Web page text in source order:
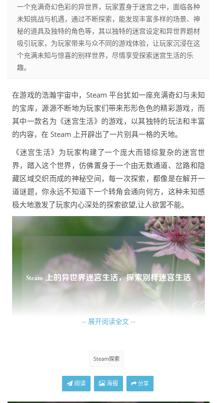
一个充满奇幻色彩的异世界，玩家置身于迷宫之中，面临各种
未知挑战与机遇，通过不断探索，能发现丰富多样的场景、神
秘的道具及独特的角色等，其以独特的迷宫设定和异世界题材
吸引玩家，为玩家带来与众不同的游戏体验，让玩家沉浸在这
个充满未知与惊喜的别样世界，尽情享受探索迷宫生活的乐
趣。
在游戏的浩瀚宇宙中，Steam 平台犹如一座充满奇幻与未知
的宝库，源源不断地为玩家们带来形形色色的精彩游戏，而
其中一款名为《迷宫生活》的游戏，以其独特的玩法和丰富
的内容，在 Steam 上开辟出了一片别具一格的天地。
《迷宫生活》为玩家构建了一个庞大而错综复杂的迷宫世
界，踏入这个世界，仿佛置身于一个由无数通道、岔路和隐
藏区域交织而成的神秘空间，每一次探索，都像是在解开一
道谜题，你永远不知道下一个转角会通向何方，这种未知感
极大地激发了玩家内心深处的探索欲望,让人欲罢不能。
游戏中的迷宫设计精妙绝伦，充满了各种挑战和惊喜，墙壁
方法才能顺利通过；地面上或许会有陷阱，一不小心就会陷
-- 展开阅读全文 --
Steam探索
阅读 海报 分享